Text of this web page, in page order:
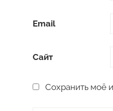
Email
Сайт
Сохранить моё